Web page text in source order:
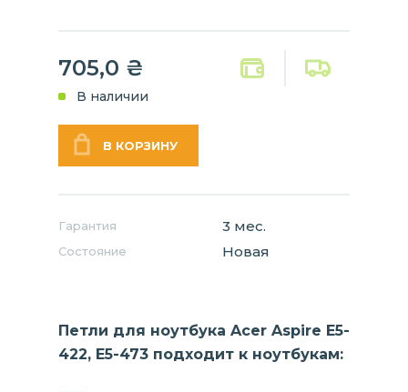
705,0 ₴
В наличии
Гарантия 3 мес.
Состояние Новая
Петли для ноутбука Acer Aspire E5-
422, E5-473 подходит к ноутбукам: